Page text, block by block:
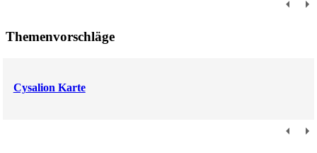
Themenvorschläge
Cysalion Karte